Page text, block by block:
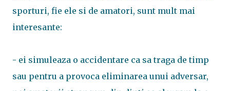
sporturi, fie ele si de amatori, sunt mult mai
interesante:
- ei simuleaza o accidentare ca sa traga de timp
sau pentru a provoca eliminarea unui adversar,